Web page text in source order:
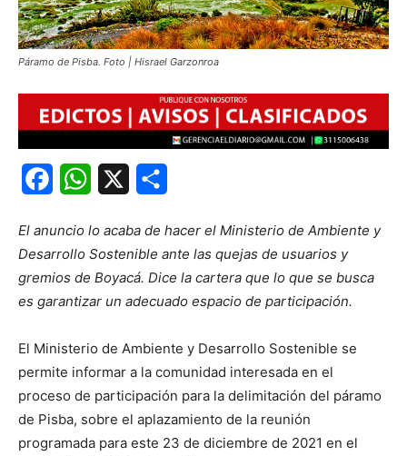
Páramo de Pisba. Foto | Hisrael Garzonroa
FacebookWhatsApp
El anuncio lo acaba de hacer el Ministerio de Ambiente y
Desarrollo Sostenible ante las quejas de usuarios y
gremios de Boyacá. Dice la cartera que lo que se busca
es garantizar un adecuado espacio de participación.
El Ministerio de Ambiente y Desarrollo Sostenible se
permite informar a la comunidad interesada en el
proceso de participación para la delimitación del páramo
de Pisba, sobre el aplazamiento de la reunión
programada para este 23 de diciembre de 2021 en el